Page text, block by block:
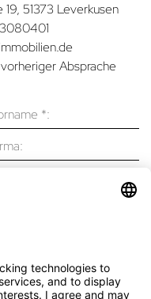
51373 Leverkusen
Absprache